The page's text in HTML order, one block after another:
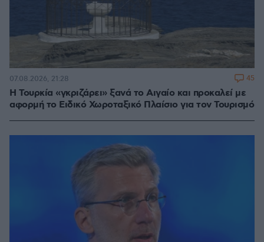
Η Τουρκία «γκριζάρει» ξανά το Αιγαίο και προκαλεί με
αφορμή το Ειδικό Χωροταξικό Πλαίσιο για τον Τουρισμό
07.08.2026, 21:28 45